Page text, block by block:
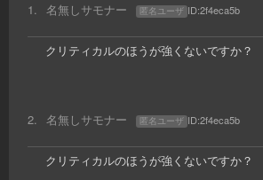
1. 名無しサモナー 匿名ユーザ ID:2f4eca5b
クリティカルのほうが強くないですか？
2. 名無しサモナー 匿名ユーザ ID:2f4eca5b
クリティカルのほうが強くないですか？